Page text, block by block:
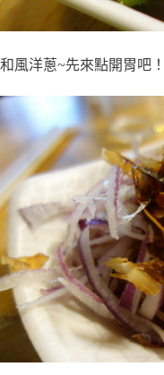
和風洋蔥~先來點開胃吧！